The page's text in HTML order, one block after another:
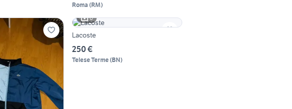
Roma (RM)
6
Lacoste
250 €
Telese Terme(BN)